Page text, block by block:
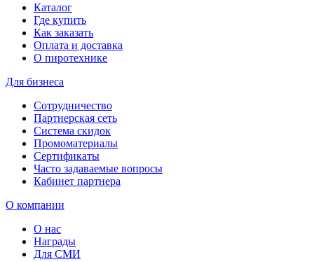
Каталог
Где купить
Как заказать
Оплата и доставка
О пиротехнике
Для бизнеса
Сотрудничество
Партнерская сеть
Система скидок
Промоматериалы
Сертификаты
Часто задаваемые вопросы
Кабинет партнера
О компании
О нас
Награды
Для СМИ